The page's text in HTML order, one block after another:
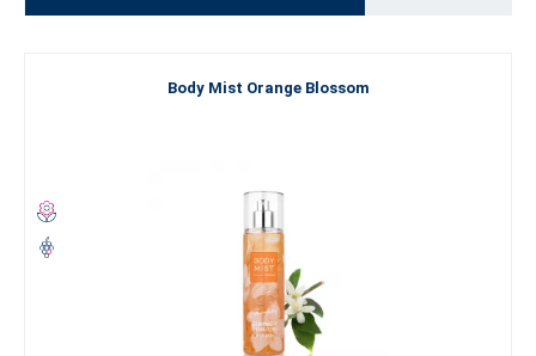
Body Mist Orange Blossom